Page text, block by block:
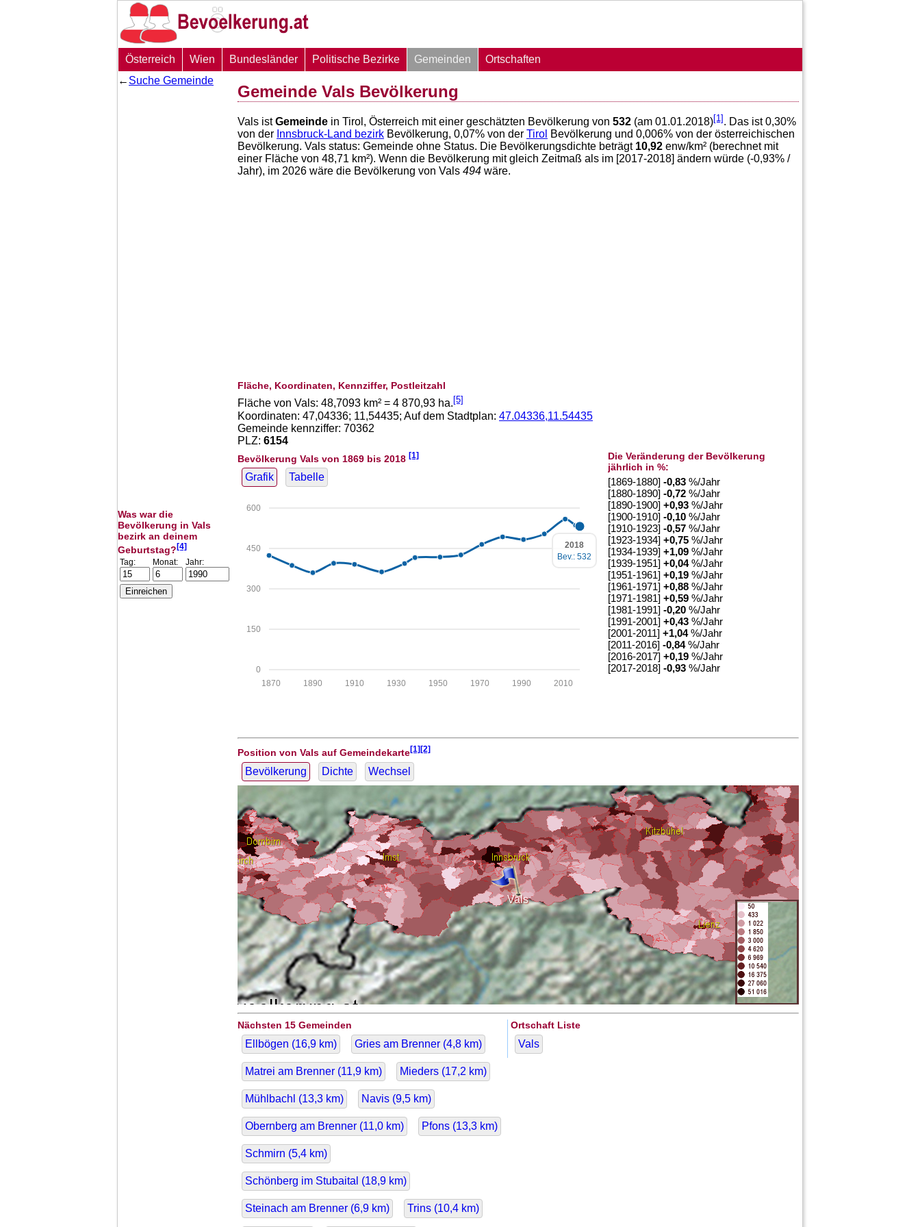
Österreich Wien Bundesländer Politische Bezirke Gemeinden
Ortschaften
← Suche Gemeinde
Was war die
Bevölkerung in Vals
bezirk an deinem
Geburtstag?[4]
Tag: Monat: Jahr:
Gemeinde Vals Bevölkerung
Vals istGemeinde in Tirol, Österreich mit einer geschätzten Bevölkerung von 532 (am 01.01.2018)[1] . Das ist0,30%
von der Innsbruck-Land bezirk Bevölkerung, 0,07% von der Tirol Bevölkerung und 0,006% von der österreichischen
Bevölkerung. Vals status: Gemeinde ohne Status. Die Bevölkerungsdichte beträgt 10,92 enw/km² (berechnet mit
einer Fläche von 48,71 km²). Wenn die Bevölkerung mit gleich Zeitmaß als im [2017-2018] ändern würde (-0,93% /
Jahr), im 2026 wäre die Bevölkerung von Vals 494 wäre.
Fläche, Koordinaten, Kennziffer, Postleitzahl
Fläche von Vals: 48,7093 km² = 4 870,93 ha. [5]
Koordinaten: 47,04336; 11,54435; Auf dem Stadtplan: 47.04336,11.54435
Gemeinde kennziffer: 70362
PLZ: 6154
Bevölkerung Vals von 1869 bis 2018 [1]
Grafik Tabelle
0
150
300
450
600
2010
1990
1970
1950
1930
1910
1890
1870
2018
Bev.: 532
Die Veränderung der Bevölkerung
jährlich in %:
[1869-1880]-0,83 %/Jahr
[1880-1890]-0,72 %/Jahr
[1890-1900]+0,93 %/Jahr
[1900-1910]-0,10 %/Jahr
[1910-1923]-0,57 %/Jahr
[1923-1934]+0,75 %/Jahr
[1934-1939]+1,09 %/Jahr
[1939-1951]+0,04%/Jahr
[1951-1961]+0,19 %/Jahr
[1961-1971]+0,88 %/Jahr
[1971-1981]+0,59 %/Jahr
[1981-1991]-0,20 %/Jahr
[1991-2001]+0,43 %/Jahr
[2001-2011]+1,04%/Jahr
[2011-2016]-0,84%/Jahr
[2016-2017]+0,19 %/Jahr
[2017-2018]-0,93 %/Jahr
Position von Vals auf Gemeindekarte[1][2]
Bevölkerung Dichte Wechsel
Vals
Nächsten 15 Gemeinden
Ellbögen (16,9 km) Gries am Brenner (4,8 km)
Matrei am Brenner (11,9 km) Mieders (17,2 km)
Mühlbachl (13,3 km) Navis (9,5 km)
Obernberg am Brenner (11,0 km) Pfons (13,3 km)
Schmirn (5,4 km)
Schönberg im Stubaital (18,9 km)
Steinach am Brenner (6,9 km) Trins (10,4 km)
Ortschaft Liste
Vals